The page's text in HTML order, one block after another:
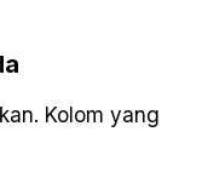
Kolom yang